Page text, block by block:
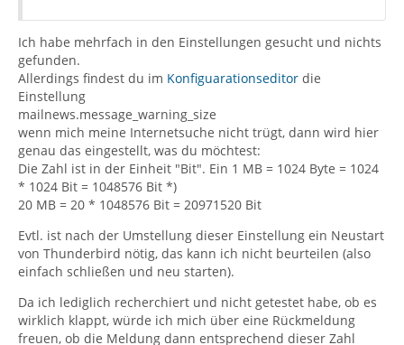
Ich habe mehrfach in den Einstellungen gesucht und nichts
gefunden.
Allerdings findest du im Konfiguarationseditor die
Einstellung
mailnews.message_warning_size
wenn mich meine Internetsuche nicht trügt, dann wird hier
genau das eingestellt, was du möchtest:
Die Zahl ist in der Einheit "Bit". Ein 1 MB = 1024 Byte = 1024
* 1024 Bit = 1048576 Bit *)
20 MB = 20 * 1048576 Bit = 20971520 Bit
Evtl. ist nach der Umstellung dieser Einstellung ein Neustart
von Thunderbird nötig, das kann ich nicht beurteilen (also
einfach schließen und neu starten).
Da ich lediglich recherchiert und nicht getestet habe, ob es
wirklich klappt, würde ich mich über eine Rückmeldung
freuen, ob die Meldung dann entsprechend dieser Zahl